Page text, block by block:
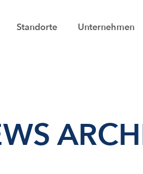
Standorte Unternehmen